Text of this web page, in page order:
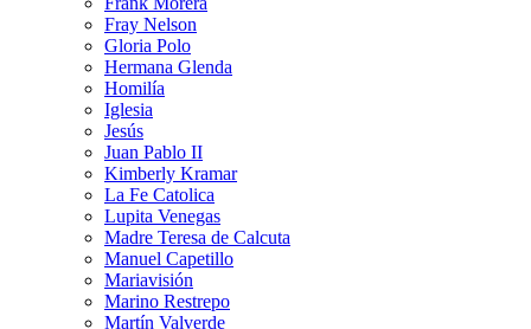
Fray Nelson
Gloria Polo
Hermana Glenda
Homilía
Iglesia
Jesús
Juan Pablo II
Kimberly Kramar
La Fe Catolica
Lupita Venegas
Madre Teresa de Calcuta
Manuel Capetillo
Mariavisión
Marino Restrepo
Martín Valverde